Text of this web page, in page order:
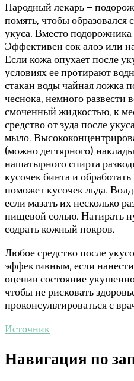
Народный лекарь –
помять, чтобы образовался
укуса. Вместо
Эффективен сок алоэ или
Если кожа опухает после
условиях ее протирают
стакан воды чайная ложка
чеснока, немного
смоченный жидкостью, к
средство от зуда после
мыло.
(можно дегтярного)
нашатырного спирта
кусочек бинта и
поможет кусочек льда.
если мазать их несколько
пищевой солью. Натирать
содрать кожный покров.
Любое средство после
эффективным, если
оценив состояние
чтобы не рисковать
проконсультироваться с
Источник
Навигация по